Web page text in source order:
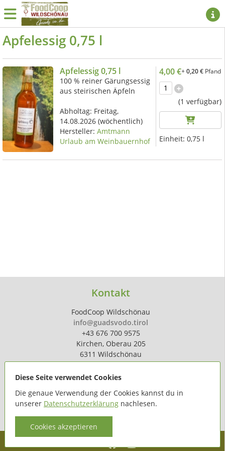
Apfelessig 0,75 l
Apfelessig 0,75 l
100 % reiner Gärungsessig
aus steirischen Äpfeln
Abholtag: Freitag,
14.08.2026(wöchentlich)
Hersteller: Amtmann
Urlaub am Weinbauernhof
4,00 €+0,20 €Pfand
(1 verfügbar)
Einheit: 0,75 l
Kontakt
FoodCoop Wildschönau
info@guadsvodo.tirol
+43 676 700 9575
Kirchen, Oberau 205
6311 Wildschönau
powered byhoferdigital.at
Diese Seite verwendet Cookies
Die genaue Verwendung der Cookies kannst du in
unserer Datenschutzerklärungnachlesen.
Cookies akzeptieren